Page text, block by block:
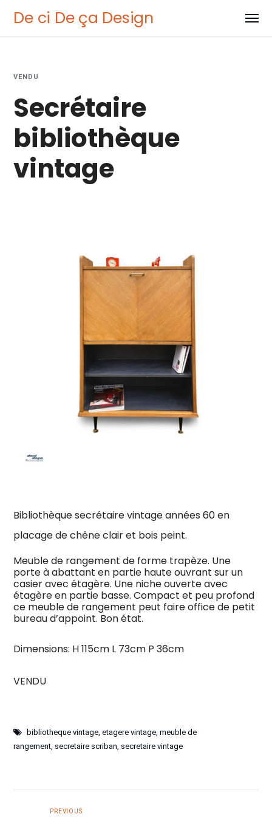
De ci De ça Design
VENDU
Secrétaire
bibliothèque
vintage
Bibliothèque secrétaire vintage années 60 en
placage de chêne clair et bois peint.
Meuble de rangement de forme trapèze. Une
porte à abattant en partie haute ouvrant sur un
casier avec étagère. Une niche ouverte avec
étagère en partie basse. Compact et peu profond
ce meuble de rangement peut faire office de petit
bureau d’appoint. Bon état.
Dimensions: H 115cm L 73cm P 36cm
VENDU
bibliotheque vintage,etagere vintage,meuble de
rangement, secretaire scriban, secretaire vintage
PREVIOUS